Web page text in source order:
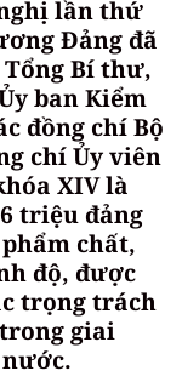
lần thứ
Đảng đã
Bí thư,
ban Kiểm
đồng chí Bộ
chí Ủy viên
XIV là
triệu đảng
chất,
độ, được
trọng trách
giai